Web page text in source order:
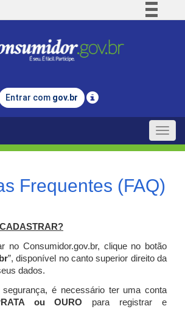
Comunica BR
Legislação
Entrar com gov.br
Toggle
Frequentes (FAQ)
no Consumidor.gov.br, clique no botão
”, disponível no canto superior direito da
dados.
segurança, é necessário ter uma conta
ou OURO para registrar e